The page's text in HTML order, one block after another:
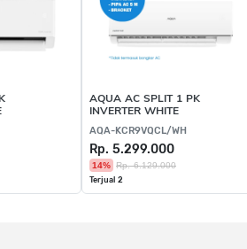
AQUA AC SPLIT 1 PK
INVERTER WHITE
AQA-KCR9VQCL/WH
Rp. 5.299.000
14% Rp. 6.129.000
Terjual 2